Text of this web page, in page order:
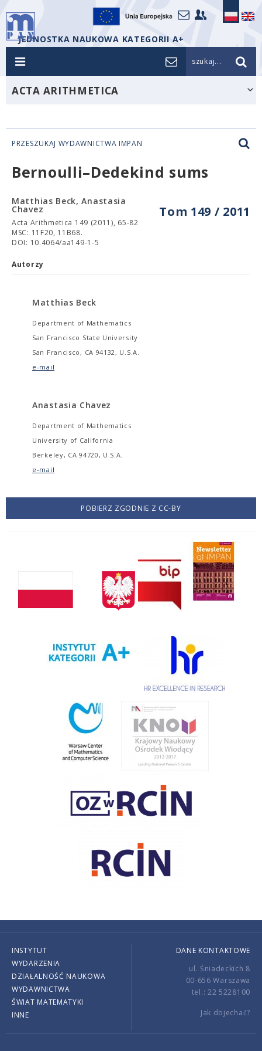
JEDNOSTKA NAUKOWA KATEGORII A+
szukaj...
ACTA ARITHMETICA
PRZESZUKAJ WYDAWNICTWA IMPAN
Bernoulli–Dedekind sums
Tom 149 / 2011
Matthias Beck, Anastasia
Chavez
Acta Arithmetica 149 (2011), 65-82
MSC: 11F20, 11B68.
DOI: 10.4064/aa149-1-5
Autorzy
Matthias Beck
Department of Mathematics
San Francisco State University
San Francisco, CA 94132, U.S.A.
e-mail
Anastasia Chavez
Department of Mathematics
University of California
Berkeley, CA 94720, U.S.A.
e-mail
POBIERZ ZGODNIE Z CC-BY
INSTYTUT
WYDARZENIA
DZIAŁALNOŚĆ NAUKOWA
WYDAWNICTWA
ŚWIAT MATEMATYKI
INNE
DANE KONTAKTOWE
ul. Śniadeckich 8
00-656 Warszawa
tel.: 22 5228100
Jak dojechać?